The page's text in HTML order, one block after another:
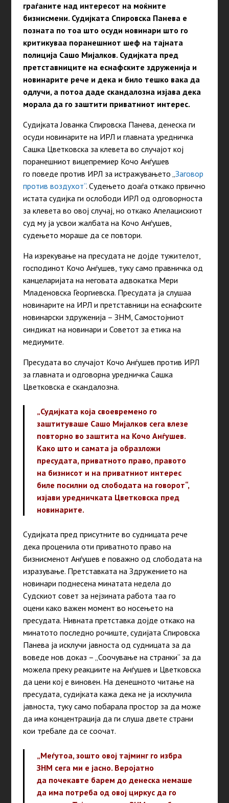
граѓаните над интересот на моќните
бизнисмени. Судијката Спировска Панева е
позната по тоа што осуди новинари што го
критикуваа поранешниот шеф на тајната
полиција Сашо Мијалков. Судијката пред
претставниците на еснафските здруженија и
новинарите рече и дека и било тешко вака да
одлучи, а потоа даде скандалозна изјава дека
морала да го заштити приватниот интерес.
Судијката Јованка Спировска Панева, денеска ги
осуди новинарите на ИРЛ и главната уредничка
Сашка Цветковска за клевета во случајот кој
поранешниот вицепремиер Кочо Анѓушев
го поведе против ИРЛ за истражувањето „Заговор
против воздухот“. Судењето доаѓа откако првично
истата судијка ги ослободи ИРЛ од одговорноста
за клевета во овој случај, но откако Апелацискиот
суд му ја усвои жалбата на Кочо Анѓушев,
судењето мораше да се повтори.
На изрекување на пресудата не дојде тужителот,
господинот Кочо Анѓушев, туку само правничка од
канцеларијата на неговата адвокатка Мери
Младеновска Георгиевска. Пресудата ја слушаа
новинарите на ИРЛ и претставници на еснафските
новинарски здруженија – ЗНМ, Самостојниот
синдикат на новинари и Советот за етика на
медиумите.
Пресудата во случајот Кочо Анѓушев против ИРЛ
за главната и одговорна уредничка Сашка
Цветковска е скандалозна.
„Судијката која своевремено го
заштитуваше Сашо Мијалков сега влезе
повторно во заштита на Кочо Анѓушев.
Како што и самата ја образложи
пресудата, приватното право, правото
на бизнисот и на приватниот интерес
биле посилни од слободата на говорот“,
изјави уредничката Цветковска пред
новинарите.
Судијката пред присутните во судницата рече
дека проценила оти приватното право на
бизнисменот Анѓушев е поважно од слободата на
изразување. Претставката на Здружението на
новинари поднесена минатата недела до
Судскиот совет за нејзината работа таа го
оцени како важен момент во носењето на
пресудата. Нивната претставка дојде откако на
минатото последно рочиште, судијата Спировска
Панева ја исклучи јавноста од судницата за да
воведе нов доказ – „Соочување на странки“ за да
можела преку реакциите на Анѓушев и Цветковска
да цени кој е виновен. На денешното читање на
пресудата, судијката кажа дека не ја исклучила
јавноста, туку само побарала простор за да може
да има концентрација да ги слуша двете страни
кои требале да се соочат.
„Меѓутоа, зошто овој тајминг го избра
ЗНМ сега ми е јасно. Веројатно
да почекавте барем до денеска немаше
да има потреба од овој циркус да го